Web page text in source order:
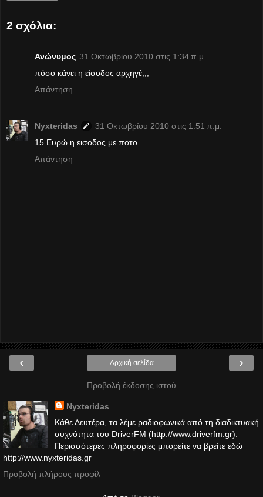
2 σχόλια:
Ανώνυμος 31 Οκτωβρίου 2010 στις 1:34 π.μ.
πόσο κάνει η είσοδος αρχηγέ;;;
Απάντηση
Nyxteridas
31 Οκτωβρίου 2010 στις 1:51 π.μ.
15 Ευρώ η εισοδος με ποτο
Απάντηση
‹ ›
Αρχική σελίδα
Προβολή έκδοσης ιστού
Nyxteridas
Κάθε Δευτέρα, τα λέμε ραδιοφωνικά από τη διαδικτυακή
συχνότητα του DriverFM (http://www.driverfm.gr).
Περισσότερες πληροφορίες μπορείτε να βρείτε εδώ
http://www.nyxteridas.gr
Προβολή πλήρους προφίλ